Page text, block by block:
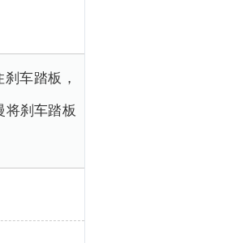
车踏板，
将刹车踏板